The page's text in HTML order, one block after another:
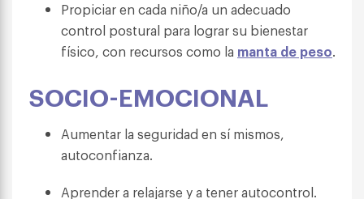
Propiciar en cada niño/a un adecuado
control postural para lograr su bienestar
físico, con recursos como la manta de peso.
SOCIO-EMOCIONAL
Aumentar la seguridad en sí mismos,
autoconfianza.
Aprender a relajarse y a tener autocontrol.